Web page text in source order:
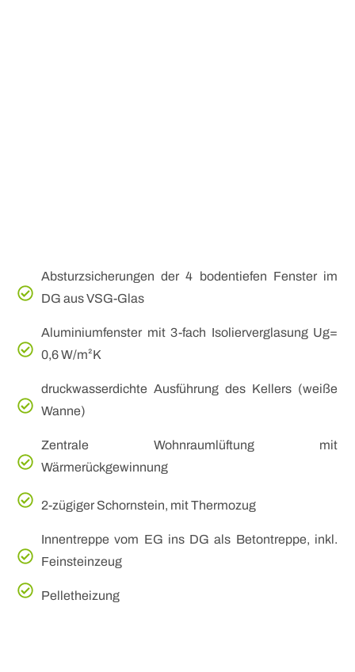
Absturzsicherungen der 4 bodentiefen Fenster im
DG aus VSG-Glas
Aluminiumfenster mit 3-fach Isolierverglasung Ug=
0,6 W/m²K
druckwasserdichte Ausführung des Kellers (weiße
Wanne)
Zentrale Wohnraumlüftung mit
Wärmerückgewinnung
2-zügiger Schornstein, mit Thermozug
Innentreppe vom EG ins DG als Betontreppe, inkl.
Feinsteinzeug
Pelletheizung